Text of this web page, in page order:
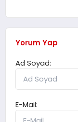
Yorum Yap
Ad Soyad:
E-Mail: